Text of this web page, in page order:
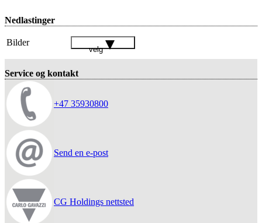
Nedlastinger
Bilder
velg
Service og kontakt
+47 35930800
Send en e-post
CG Holdings nettsted